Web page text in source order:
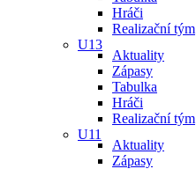
Hráči
Realizační tým
U13
Aktuality
Zápasy
Tabulka
Hráči
Realizační tým
U11
Aktuality
Zápasy